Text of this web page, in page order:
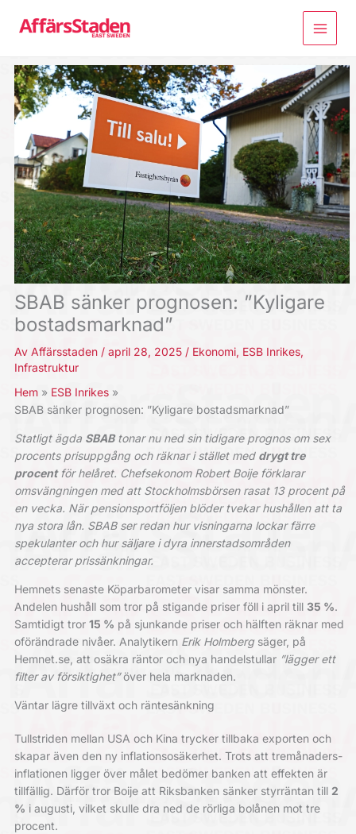
SBAB sänker prognosen: ”Kyligare
bostadsmarknad”
Av Affärsstaden / april 28, 2025 / Ekonomi, ESB Inrikes,
Infrastruktur
Hem
ESB Inrikes
SBAB sänker prognosen: ”Kyligare bostadsmarknad”
Statligt ägda SBABtonar nu ned sin tidigare prognos om sex
procents prisuppgång och räknar i stället med drygt tre
procentför helåret. Chefsekonom Robert Boije förklarar
omsvängningen med att Stockholms­börsen rasat 13 procent på
en vecka. När pensions­portföljen blöder tvekar hushållen att ta
nya stora lån. SBAB ser redan hur visningarna lockar färre
spekulanter och hur säljare i dyra innerstads­områden
accepterar prissänkningar.
Hemnets senaste Köparbarometer visar samma mönster.
Andelen hushåll som tror på stigande priser föll i april till 35 %.
Samtidigt tror 15 % på sjunkande priser och hälften räknar med
oförändrade nivåer. Analytikern Erik Holmbergsäger, på
Hemnet.se, att osäkra räntor och nya handels­tullar ”lägger ett
filter av försiktighet”över hela marknaden.
Väntar lägre tillväxt och räntesänkning
Tullstriden mellan USA och Kina trycker tillbaka exporten och
skapar även den ny inflations­osäkerhet. Trots att tremånaders­
inflationen ligger över målet bedömer banken att effekten är
tillfällig. Därför tror Boije att Riksbanken sänker styrräntan till 2
% i augusti, vilket skulle dra ned de rörliga bolånen mot tre
procent.